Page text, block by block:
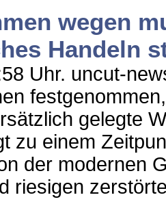
wegen
Handeln
Uhr. uncut-
gelegte
zu einem
der modernen
riesigen